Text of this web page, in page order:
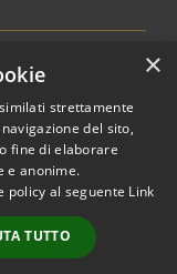
© 2026 • Comune di
• Powered by
•Accesso
redazione
×
strettamente
del sito,
fine di elaborare
e anonime.
policy al seguente Link
TUTTO